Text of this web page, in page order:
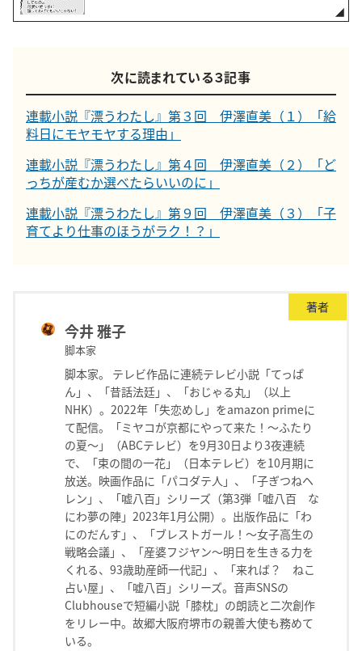
次に読まれている３記事
連載小説『漂うわたし』第３回 伊澤直美（１）「給
料日にモヤモヤする理由」
連載小説『漂うわたし』第４回 伊澤直美（２）「ど
っちが産むか選べたらいいのに」
連載小説『漂うわたし』第９回 伊澤直美（３）「子
育てより仕事のほうがラク！？」
著者
今井 雅子
脚本家
脚本家。 テレビ作品に連続テレビ小説「てっぱ
ん」、「昔話法廷」、「おじゃる丸」（以上
NHK）。2022年「失恋めし」をamazon primeに
て配信。「ミヤコが京都にやって来た！〜ふたり
の夏〜」（ABCテレビ）を9月30日より3夜連続
で、「束の間の一花」（日本テレビ）を10月期に
放送。映画作品に「パコダテ人」、「子ぎつねヘ
レン」、「嘘八百」シリーズ（第3弾「嘘八百 な
にわ夢の陣」2023年1月公開）。出版作品に「わ
にのだんす」、「ブレストガール！〜女子高生の
戦略会議」、「産婆フジヤン〜明日を生きる力を
くれる、93歳助産師一代記」、「来れば？ ねこ
占い屋」、「嘘八百」シリーズ。音声SNSの
Clubhouseで短編小説「膝枕」の朗読と二次創作
をリレー中。故郷大阪府堺市の親善大使も務めて
いる。